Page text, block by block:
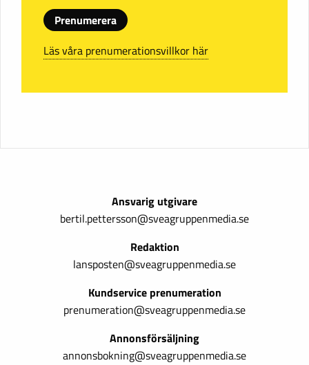
Prenumerera
Läs våra prenumerationsvillkor här
Ansvarig utgivare
bertil.pettersson@sveagruppenmedia.se
Redaktion
lansposten@sveagruppenmedia.se
Kundservice prenumeration
prenumeration@sveagruppenmedia.se
Annonsförsäljning
annonsbokning@sveagruppenmedia.se